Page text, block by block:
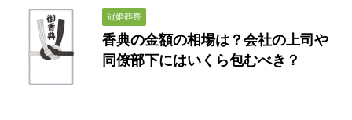
冠婚葬祭
香典の金額の相場は？会社の上司や
同僚部下にはいくら包むべき？